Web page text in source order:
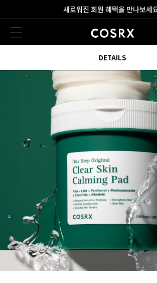
2만원 이상 무료 배송
새로워진 회원 혜택을 만나보세요!
DETAILS